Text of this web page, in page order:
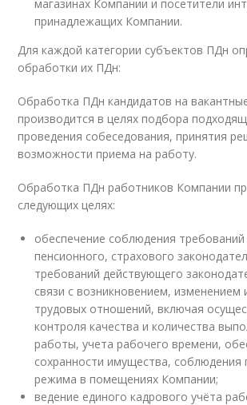
магазинах Компании и посетители
принадлежащих Компании.
Для каждой категории субъектов ПДн
обработки их ПДн:
Обработка ПДн кандидатов на
производится в целях подбора
проведения собеседования, принятия
возможности приема на работу.
Обработка ПДн работников Компании
следующих целях:
обеспечение соблюдения требований
пенсионного, страхового
требований действующего
связи с возникновением,
трудовых отношений, включая
контроля качества и количества
работы, учета рабочего времени,
сохранности имущества, соблюдения
режима в помещениях Компании;
ведение единого кадрового учёта